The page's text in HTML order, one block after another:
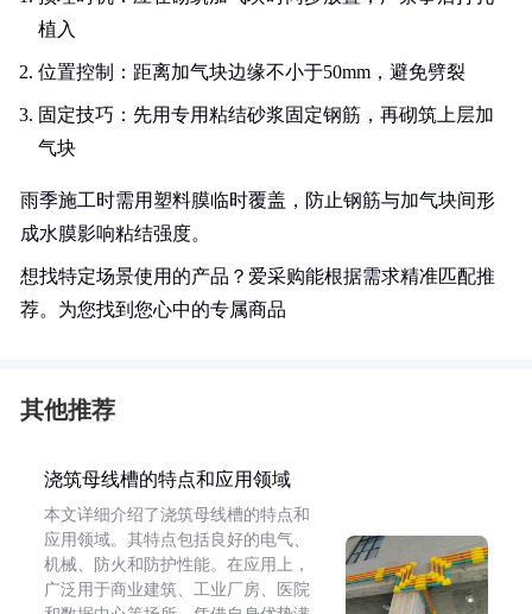
植入
位置控制：距离加气块边缘不小于50mm，避免劈裂
固定技巧：先用专用粘结砂浆固定钢筋，再砌筑上层加
气块
雨季施工时需用塑料膜临时覆盖，防止钢筋与加气块间形
成水膜影响粘结强度。
想找特定场景使用的产品？爱采购能根据需求精准匹配推
荐。为您找到您心中的专属商品
其他推荐
浇筑母线槽的特点和应用领域
本文详细介绍了浇筑母线槽的特点和
应用领域。其特点包括良好的电气、
机械、防火和防护性能。在应用上，
广泛用于商业建筑、工业厂房、医院